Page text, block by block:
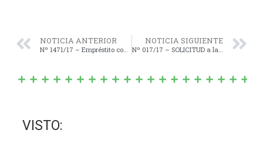
NOTICIA ANTERIOR
Nº 1471/17 – Empréstito contraído por el Departamento ejecutivo con el Banco de la Provincia de Buenos Aires de hasta $ 4.000.000,00.-
NOTICIA SIGUIENTE
Nº 017/17 – SOLICITUD a la Empresa “Cablevisión S.A.” para que vea la posibilidad de reabrir la oficina que se encuentra en calle 22 e/ 113 y 115 de la localidad de Navarro.-
VISTO: